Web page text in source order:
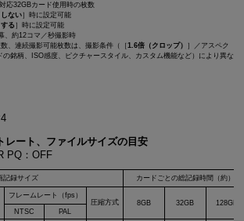
応32GBカード使用時の枚数
しない ］時に設定可能
する ］時に設定可能
、約12コマ／秒撮影時
、連続撮影可能枚数は、撮影条件（［1.6倍（クロップ）
］／アスペク
の銘柄、ISO感度、ピクチャースタイル、カスタム機能など）により異な
レート、ファイルサイズの目安
PQ：OFF
記録サイズ カードごとの総記録時間（約）
フレームレート（fps）
圧縮方式
8GB 32GB
128GB
NTSC
PAL